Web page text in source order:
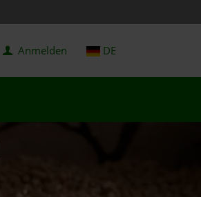
Anmelden DE